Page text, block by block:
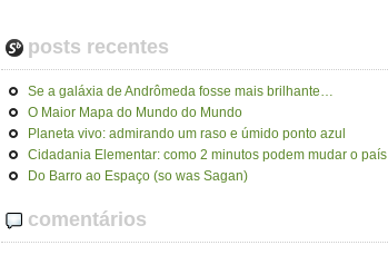
posts recentes
Se a galáxia de Andrômeda fosse mais brilhante…
O Maior Mapa do Mundo do Mundo
Planeta vivo: admirando um raso e úmido ponto azul
Cidadania Elementar: como 2 minutos podem mudar o país
Do Barro ao Espaço (so was Sagan)
comentários